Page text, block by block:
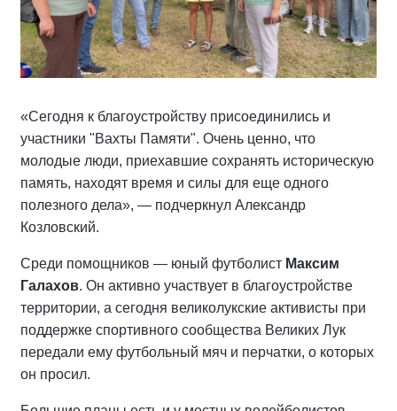
«Сегодня к благоустройству присоединились и
участники "Вахты Памяти". Очень ценно, что
молодые люди, приехавшие сохранять историческую
память, находят время и силы для еще одного
полезного дела», — подчеркнул Александр
Козловский.
Среди помощников — юный футболист Максим
Галахов. Он активно участвует в благоустройстве
территории, а сегодня великолукские активисты при
поддержке спортивного сообщества Великих Лук
передали ему футбольный мяч и перчатки, о которых
он просил.